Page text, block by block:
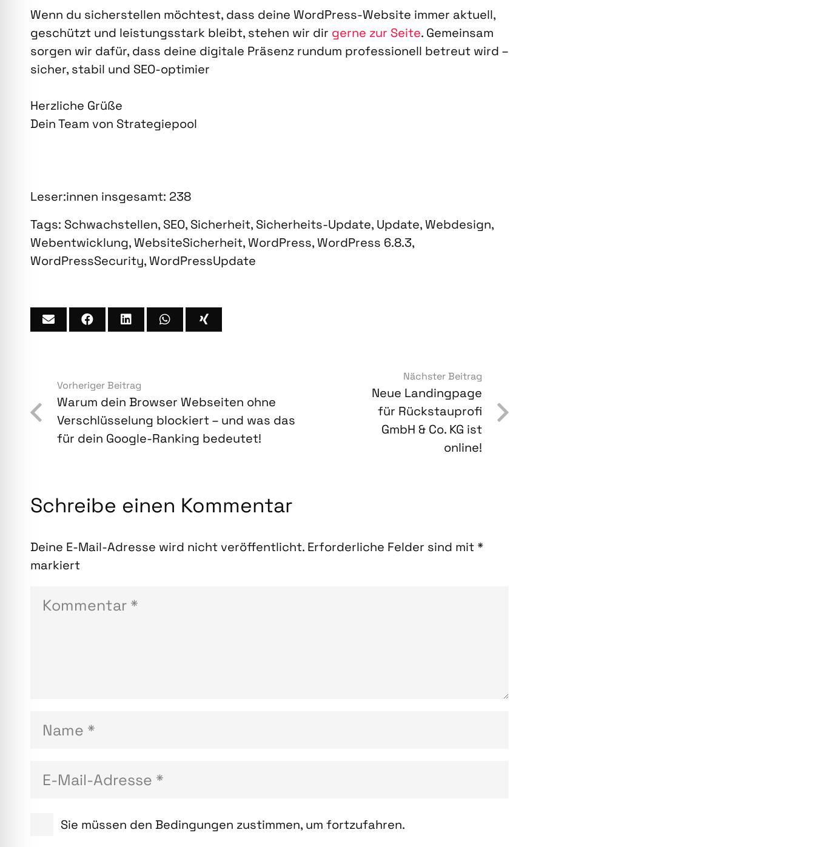
Wenn du sicher­stel­len möch­test, dass dei­ne Word­Press-Web­site immer aktu­ell,
geschützt und leis­tungs­stark bleibt, ste­hen wir dir ger­ne zur Sei­te. Gemein­sam
sor­gen wir dafür, dass dei­ne digi­ta­le Prä­senz rund­um pro­fes­sio­nell betreut wird –
sicher, sta­bil und SEO-opti­mier
Herz­li­che Grü­ße
Dein Team von Stra­te­gie­pool
Leser:innen ins­ge­samt: 238
Tags: Schwachstellen, SEO, Sicherheit, Sicherheits-Update, Update,Webdesign,
Webentwicklung,WebsiteSicherheit,WordPress,WordPress 6.8.3,
WordPressSecurity,WordPressUpdate
Vorheriger Beitrag
War­um dein Brow­ser Web­sei­ten ohne
Ver­schlüs­se­lung blo­ckiert – und was das
für dein Goog­le-Ran­king bedeu­tet!
Nächster Beitrag
Neue Landing­pa­ge
für Rück­stau­pro­fi
GmbH & Co. KG ist
online!
Schreibe einen Kommentar
Deine E-Mail-Adresse wird nicht veröffentlicht. Erforderliche Felder sind mit *
markiert
Sie müssen den Bedingungen zustimmen, um fortzufahren.